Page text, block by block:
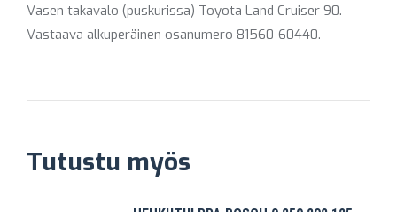
Vasen takavalo (puskurissa) Toyota Land Cruiser 90.
Vastaava alkuperäinen osanumero 81560-60440.
Tutustu myös